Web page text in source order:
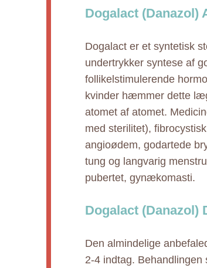
Dogalact (Danazol)
Dogalact er et syntetisk
undertrykker syntese af
follikelstimulerende
kvinder hæmmer dette
atomet af atomet.
med sterilitet),
angioødem, godartede
tung og langvarig
pubertet, gynækomasti.
Dogalact (Danazol)
Den almindelige
2-4 indtag.